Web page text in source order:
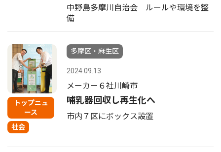
中野島多摩川自治会 ルールや環境を整
備
トップニュ
ース
社会
多摩区・麻生区
2024.09.13
メーカー６社川崎市
哺乳器回収し再生化へ
市内７区にボックス設置